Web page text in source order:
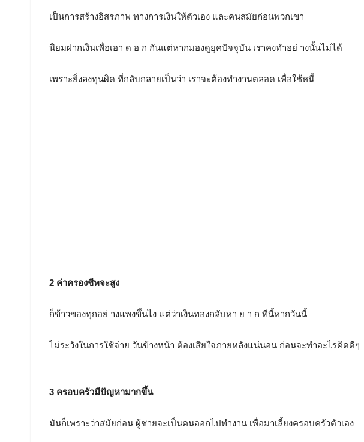
เป็นการสร้างอิสรภาพ ทางการเงินให้ตัวเอง และคนสมัยก่อนพวกเขา
นิยมฝากเงินเพื่อเอา ด อ ก กันแต่หากมองดูยุคปัจจุบัน เราคงทำอย่ างนั้นไม่ได้
เพราะยิ่งลงทุนผิด ที่กลับกลายเป็นว่า เราจะต้องทำงานตลอด เพื่อใช้หนี้
2 ค่าครองชีพจะสูง
ก็ข้าวของทุกอย่ างแพงขึ้นไง แต่ว่าเงินทองกลับหา ย า ก ทีนี้หากวันนี้
ไม่ระวังในการใช้จ่าย วันข้างหน้า ต้องเสียใจภายหลังแน่นอน ก่อนจะทำอะไรคิดดีๆ
3 ครอบครัวมีปัญหามากขึ้น
มันก็เพราะว่าสมัยก่อน ผู้ชายจะเป็นคนออกไปทำงาน เพื่อมาเลี้ยงครอบครัวตัวเอง